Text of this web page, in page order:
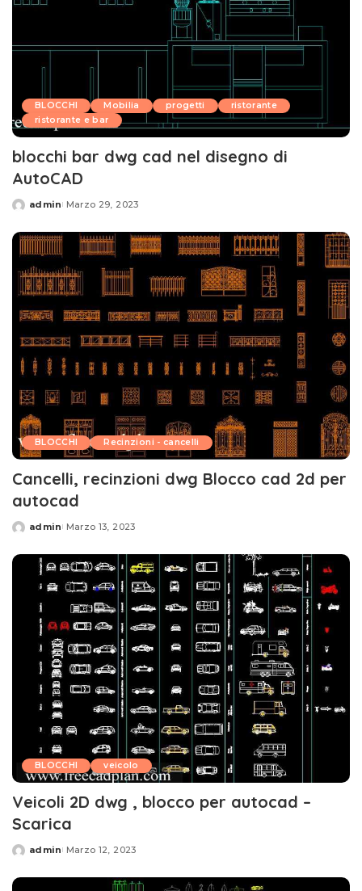
BLOCCHI Mobilia progetti
ristorante
ristorante e bar
blocchi bar dwg cad nel disegno di
AutoCAD
Posted
admin Marzo 29, 2023
BLOCCHI Recinzioni - cancelli
Cancelli, recinzioni dwg Blocco cad 2d per
autocad
Posted
admin Marzo 13, 2023
BLOCCHI veicolo
Veicoli 2D dwg , blocco per autocad –
Scarica
Posted
admin Marzo 12, 2023